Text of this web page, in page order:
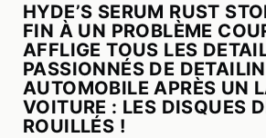
HYDE’S SERUM RUST
FIN À UN PROBLÈME
AFFLIGE TOUS LES
PASSIONNÉS DE
AUTOMOBILE APRÈS UN
VOITURE : LES DISQUES
ROUILLÉS !